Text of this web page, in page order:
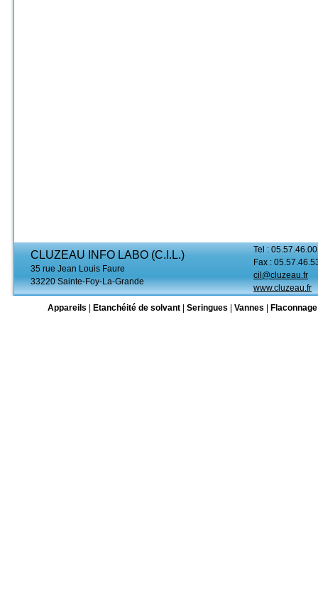
CLUZEAU INFO LABO (C.I.L.)
35 rue Jean Louis Faure
33220 Sainte-Foy-La-Grande
Tel :
Fax :
cil@cluzeau.fr
www.cluzeau.fr
Appareils
Etanchéité de solvant Seringues Vannes Flaconnage